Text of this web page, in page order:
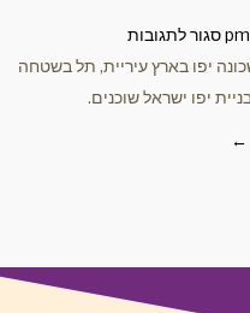
לתגובות
בארץ עיריית, תל בשטחה
ישראל שוכנים.